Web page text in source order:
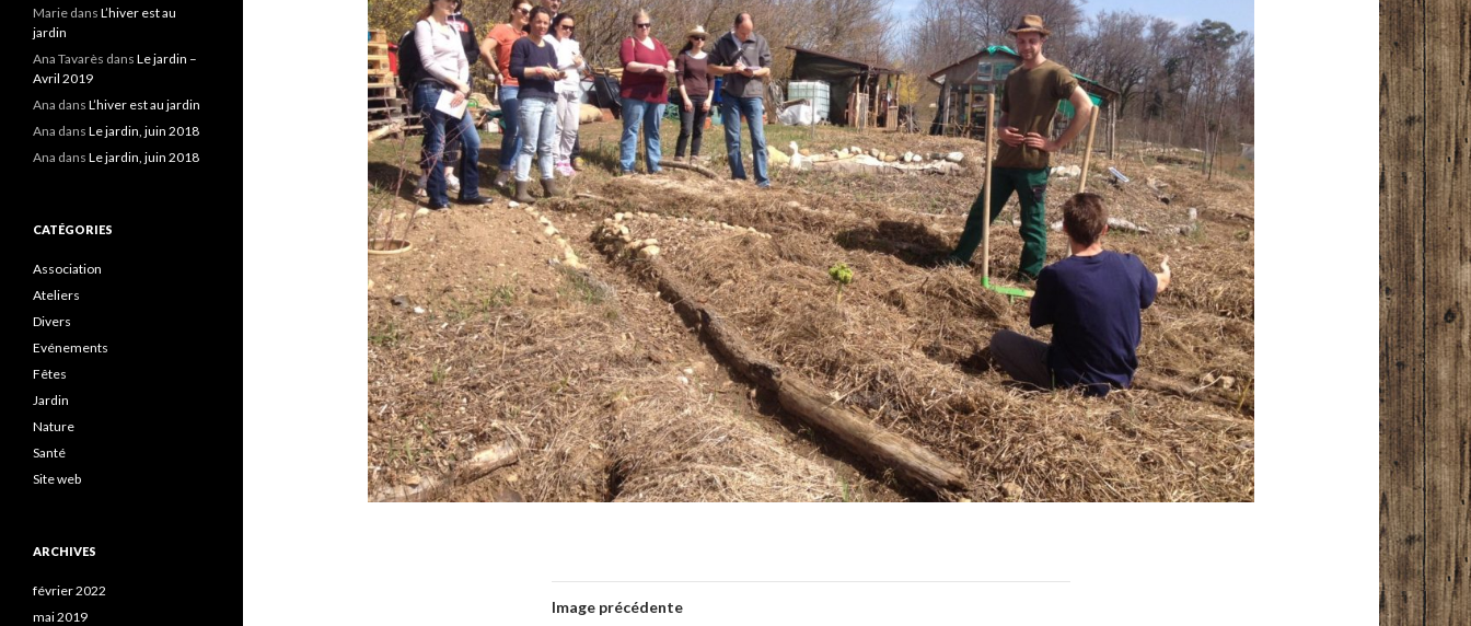
Image précédente
Marie dans L’hiver est au
jardin
Ana Tavarès dans Le jardin –
Avril 2019
Ana dans L’hiver est au jardin
Ana dans Le jardin, juin 2018
Ana dans Le jardin, juin 2018
CATÉGORIES
Association
Ateliers
Divers
Evénements
Fêtes
Jardin
Nature
Santé
Site web
ARCHIVES
février 2022
mai 2019